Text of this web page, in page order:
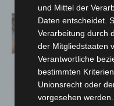
Warn-
Handy-
und Mittel der
Daten entscheidet.
Verarbeitung durch
der Mitgliedstaaten
Verantwortliche
bestimmten
Unionsrecht oder
vorgesehen werden.